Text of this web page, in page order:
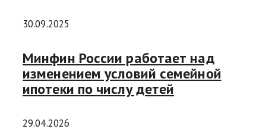
30.09.2025
Минфин России работает над
изменением условий семейной
ипотеки по числу детей
29.04.2026